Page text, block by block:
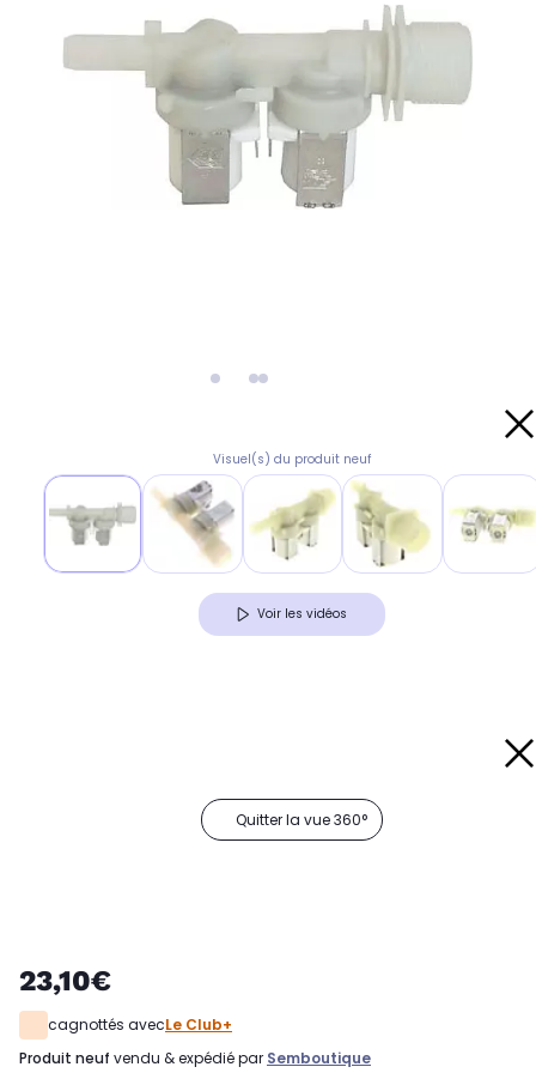
Visuel(s) du produit neuf
Voir les vidéos
Quitter la vue 360°
23,10€
cagnottés avecLe Club+
produit neuf vendu & expédié par Semboutique